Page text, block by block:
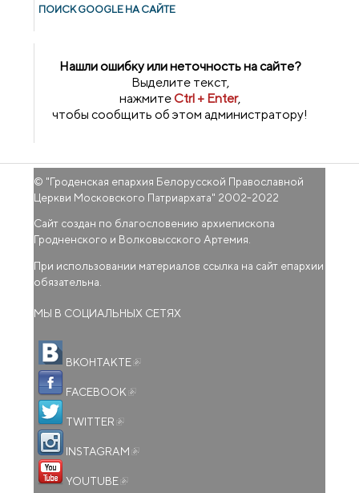
ПОИСК GOОGLE НА САЙТЕ
Нашли ошибку или неточность на сайте?
Выделите текст,
нажмитеCtrl + Enter,
чтобы сообщить об этом администратору!
© "Гроденская епархия Белорусской Православной
Церкви Московского Патриархата" 2002-2022
Сайт создан по благословению архиепископа
Гродненского и Волковысского Артемия.
При использовании материалов ссылка на сайт епархии
обязательна.
МЫ В СОЦИАЛЬНЫХ СЕТЯХ
ВКОНТАКТЕ
FACEBOOK
TWITTER
INSTAGRAM
YOUTUBE